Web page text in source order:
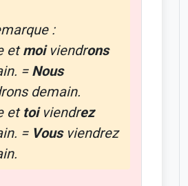
:
etmoiviendrons
= Nous
demain.
et toiviendrez
= Vousviendrez